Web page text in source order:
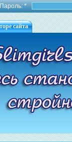
Пароль:*
сайта